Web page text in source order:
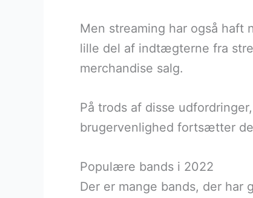
Men streaming har også haft
lille del af indtægterne fra
merchandise salg.
På trods af disse
brugervenlighed fortsætter
Populære bands i 2022
Der er mange bands, der har